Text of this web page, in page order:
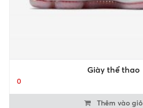
Giày thể thao
0
Thêm vào giỏ